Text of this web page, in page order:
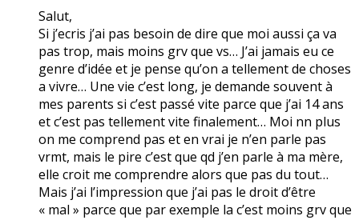
Salut,
Si j’ecris j’ai pas besoin de dire que moi aussi ça va
pas trop, mais moins grv que vs… J’ai jamais eu ce
genre d’idée et je pense qu’on a tellement de choses
a vivre… Une vie c’est long, je demande souvent à
mes parents si c’est passé vite parce que j’ai 14 ans
et c’est pas tellement vite finalement… Moi nn plus
on me comprend pas et en vrai je n’en parle pas
vrmt, mais le pire c’est que qd j’en parle à ma mère,
elle croit me comprendre alors que pas du tout…
Mais j’ai l’impression que j’ai pas le droit d’être
« mal » parce que par exemple la c’est moins grv que